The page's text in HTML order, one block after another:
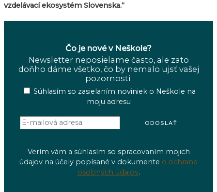
vzdelávací ekosystém Slovenska.“
Čo je nové v Neškole?
Newsletter neposielame často, ale zato
doňho dáme všetko, čo by nemalo ujsť vašej
pozornosti.
Súhlasím so zasielaním noviniek o Neškole na
moju adresu
Verím vám a súhlasím so spracovaním mojich
údajov na účely popísané v dokumente o ochrane
osobných údajov.